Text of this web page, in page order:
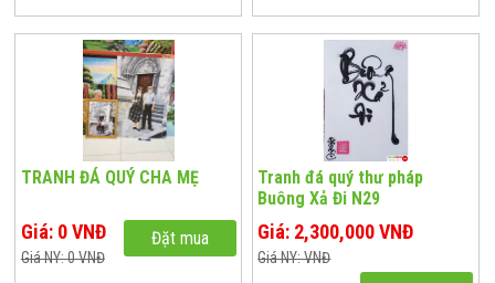
TRANH ĐÁ QUÝ CHA MẸ
Giá: 0 VNĐ
Giá NY: 0 VNĐ
Đặt mua
Tranh đá quý thư pháp
Buông Xả Đi N29
Giá: 2,300,000 VNĐ
Giá NY: VNĐ